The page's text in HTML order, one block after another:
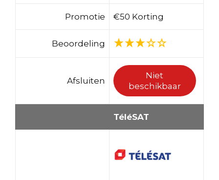
Promotie €50 Korting
Beoordeling
Afsluiten
Niet
beschikbaar
TéléSAT